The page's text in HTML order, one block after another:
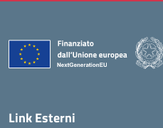
Link Esterni